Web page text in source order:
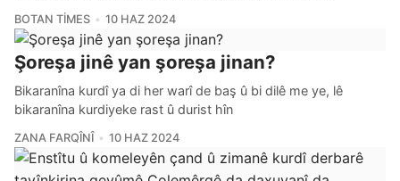
BOTAN TIMES 10 HAZ 2024
Şoreşa jinê yan şoreşa jinan?
Bikaranîna kurdî ya di her warî de baş û bi dilê me ye, lê
bikaranîna kurdiyeke rast û durist hîn
ZANA FARQÎNÎ 10 HAZ 2024